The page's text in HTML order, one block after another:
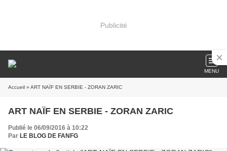
Publicité
MENU
Accueil » ART NAÏF EN SERBIE - ZORAN ZARIC
ART NAÏF EN SERBIE - ZORAN ZARIC
Publié le 06/09/2016 à 10:22
Par LE BLOG DE FANFG